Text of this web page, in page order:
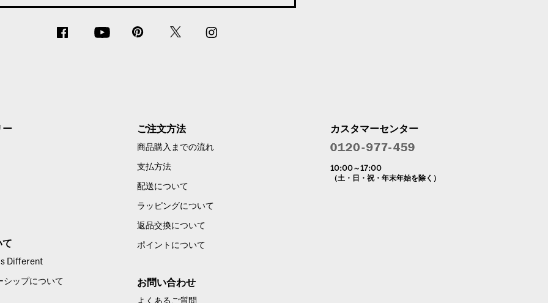
ー
て
Different
シップについて
ご注文方法
商品購入までの流れ
支払方法
配送について
ラッピングについて
返品交換について
ポイントについて
お問い合わせ
よくあるご質問
カスタマーセンター
10:00～17:00
（土・日・祝・年末年始を除く）